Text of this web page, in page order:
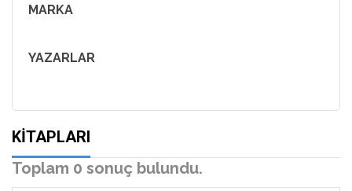
MARKA
YAZARLAR
KITAPLARI
Toplam 0 sonuç bulundu.